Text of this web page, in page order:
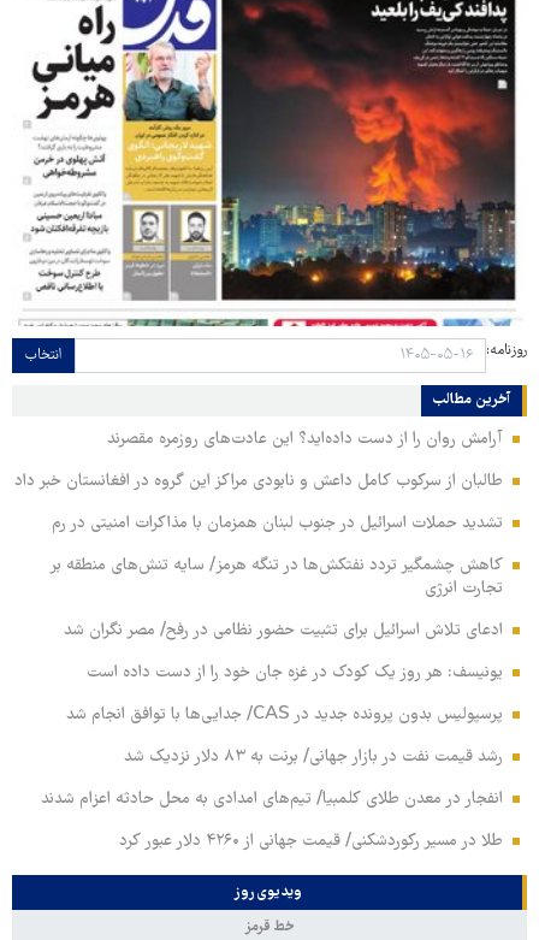
روزنامه: انتخاب
آخرین مطالب
آرامش روان را از دست داده‌اید؟ این عادت‌های روزمره مقصرند
طالبان از سرکوب کامل داعش و نابودی مراکز این گروه در افغانستان خبر داد
تشدید حملات اسرائیل در جنوب لبنان همزمان با مذاکرات امنیتی در رم
کاهش چشمگیر تردد نفتکش‌ها در تنگه هرمز/ سایه تنش‌های منطقه بر
تجارت انرژی
ادعای تلاش اسرائیل برای تثبیت حضور نظامی در رفح/ مصر نگران شد
یونیسف: هر روز یک کودک در غزه جان خود را از دست داده است
پرسپولیس بدون پرونده جدید در CAS/ جدایی‌ها با توافق انجام شد
رشد قیمت نفت در بازار جهانی/ برنت به ۸۳ دلار نزدیک شد
انفجار در معدن طلای کلمبیا/ تیم‌های امدادی به محل حادثه اعزام شدند
طلا در مسیر رکوردشکنی/ قیمت جهانی از ۴۲۶۰ دلار عبور کرد
ویدیوی روز
خط قرمز